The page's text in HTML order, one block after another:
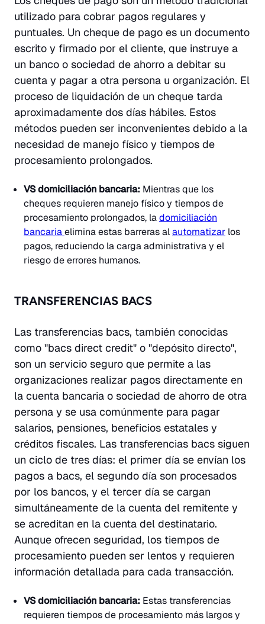
utilizado para cobrar pagos regulares y
puntuales. Un cheque de pago es un documento
escrito y firmado por el cliente, que instruye a
un banco o sociedad de ahorro a debitar su
cuenta y pagar a otra persona u organización. El
proceso de liquidación de un cheque tarda
aproximadamente dos días hábiles. Estos
métodos pueden ser inconvenientes debido a la
necesidad de manejo físico y tiempos de
procesamiento prolongados.
VS domiciliación bancaria: Mientras que los
cheques requieren manejo físico y tiempos de
procesamiento prolongados, ladomiciliación
bancariaelimina estas barreras alautomatizar los
pagos, reduciendo la carga administrativa y el
riesgo de errores humanos.
TRANSFERENCIAS BACS
Las transferencias bacs, también conocidas
como "bacs direct credit" o "depósito directo",
son un servicio seguro que permite a las
organizaciones realizar pagos directamente en
la cuenta bancaria o sociedad de ahorro de otra
persona y se usa comúnmente para pagar
salarios, pensiones, beneficios estatales y
créditos fiscales. Las transferencias bacs siguen
un ciclo de tres días: el primer día se envían los
pagos a bacs, el segundo día son procesados
por los bancos, y el tercer día se cargan
simultáneamente de la cuenta del remitente y
se acreditan en la cuenta del destinatario.
Aunque ofrecen seguridad, los tiempos de
procesamiento pueden ser lentos y requieren
información detallada para cada transacción.
VS domiciliación bancaria: Estas transferencias
requieren tiempos de procesamiento más largos y